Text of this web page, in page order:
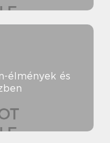
élmények és